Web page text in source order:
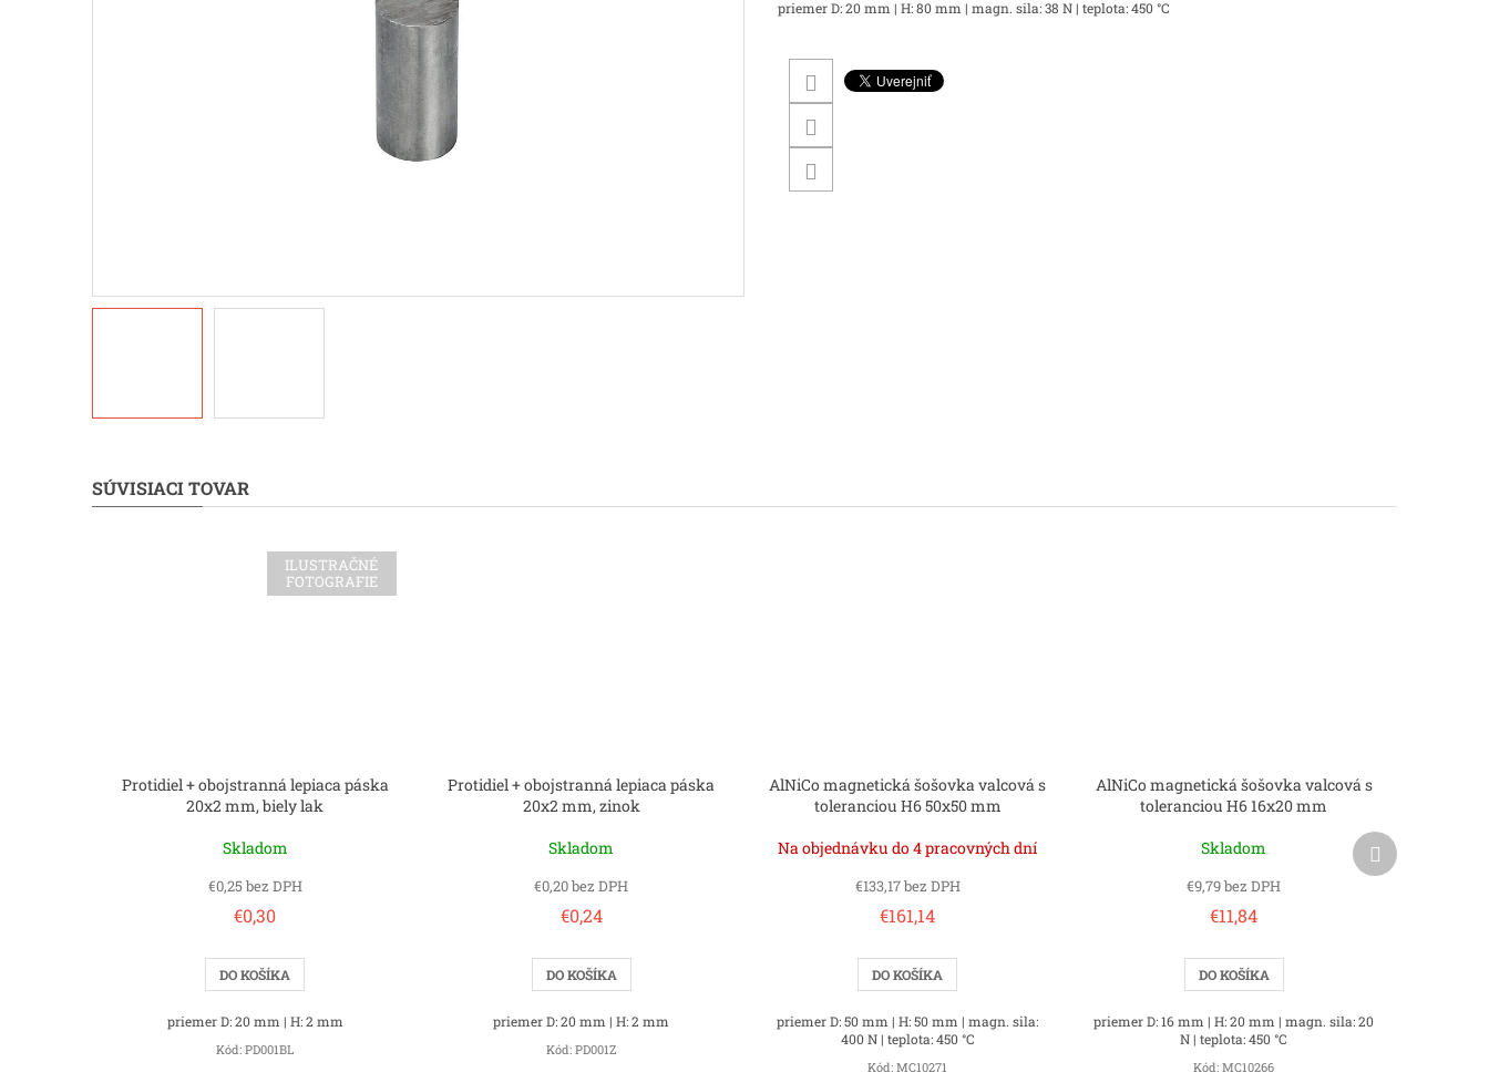
priemer D: 20 mm | H: 80 mm | magn. sila: 38 N | teplota: 450 °C
SÚVISIACI TOVAR
ILUSTRAČNÉ
FOTOGRAFIE
Protidiel + obojstranná lepiaca páska
20x2 mm, biely lak
Skladom
€0,25 bez DPH
€0,30
DO KOŠÍKA
priemer D: 20 mm | H: 2 mm
Kód: PD001BL
Protidiel + obojstranná lepiaca páska
20x2 mm, zinok
Skladom
€0,20 bez DPH
€0,24
DO KOŠÍKA
priemer D: 20 mm | H: 2 mm
Kód:PD001Z
AlNiCo magnetická šošovka valcová s
toleranciou H6 50x50 mm
Na objednávku do 4 pracovných dní
€133,17 bez DPH
€161,14
DO KOŠÍKA
priemer D: 50 mm | H: 50 mm | magn. sila:
400 N | teplota: 450 °C
Kód:MC10271
AlNiCo magnetická šošovka valcová s
toleranciou H6 16x20 mm
Skladom
€9,79 bez DPH
€11,84
DO KOŠÍKA
priemer D: 16 mm | H: 20 mm | magn. sila: 20
N | teplota: 450 °C
Kód:MC10266
Ďalší
produkt